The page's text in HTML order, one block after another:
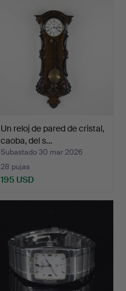
Un reloj de pared de cristal,
caoba, del s…
Subastado 30 mar 2026
28 pujas
195 USD